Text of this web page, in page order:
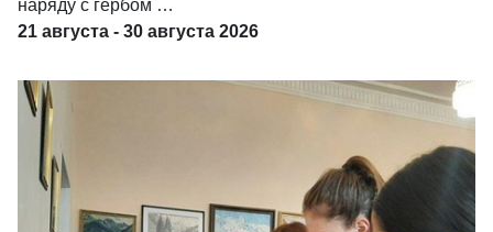
наряду с гербом …
21 августа - 30 августа 2026